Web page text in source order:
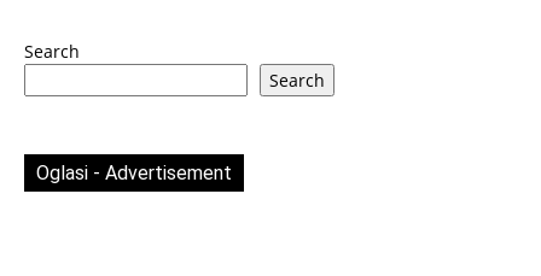
Search
Search
Oglasi - Advertisement